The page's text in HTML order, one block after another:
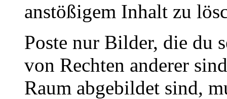
anstößigem Inhalt zu
Poste nur Bilder, die du
von Rechten anderer
Raum abgebildet sind,